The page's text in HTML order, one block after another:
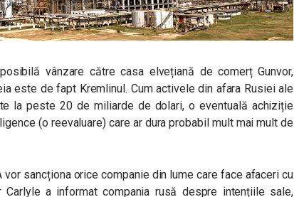
vânzare către casa elvețiană de comerț Gunvor,
este de fapt Kremlinul. Cum activele din afara Rusiei ale
la peste 20 de miliarde de dolari, o eventuală achiziție
(o reevaluare) care ar dura probabil mult mai mult de
vor sancționa orice companie din lume care face afaceri cu
a informat compania rusă despre intențiile sale,